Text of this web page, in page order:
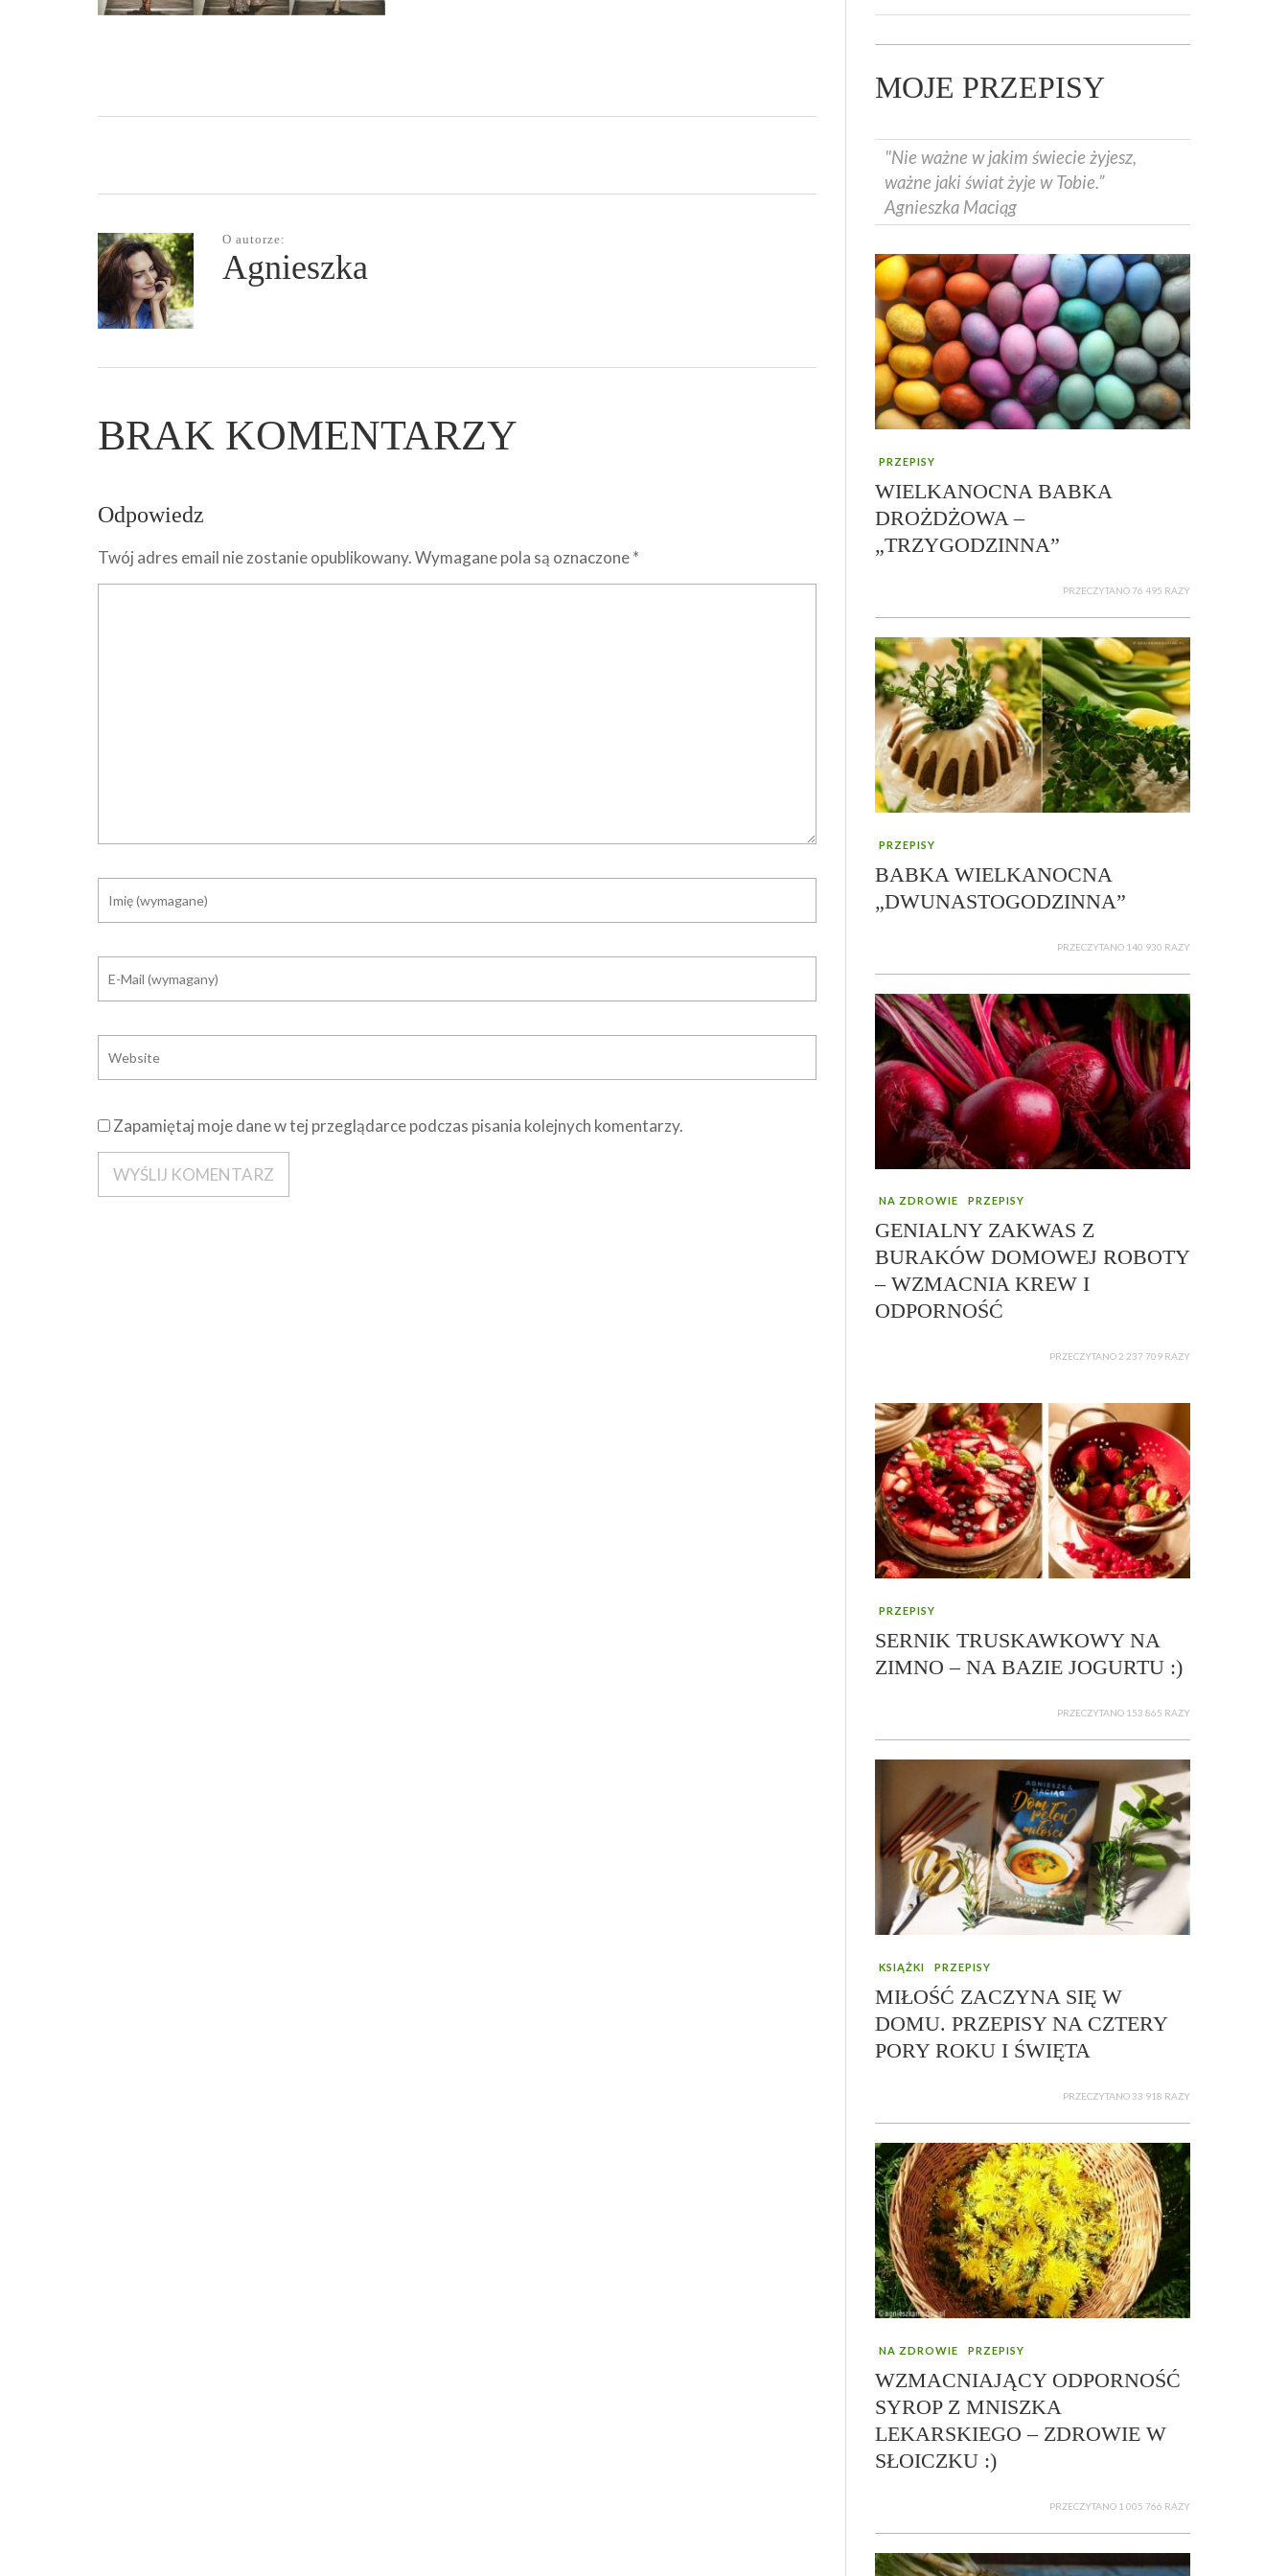
O autorze:
Agnieszka
BRAK KOMENTARZY
Odpowiedz
Twój adres email nie zostanie opublikowany.Wymagane pola są oznaczone*
Zapamiętaj moje dane w tej przeglądarce podczas pisania kolejnych komentarzy.
MOJE PRZEPISY
"Nie ważne w jakim świecie żyjesz,
ważne jaki świat żyje w Tobie.”
Agnieszka Maciąg
PRZEPISY
WIELKANOCNA BABKA
DROŻDŻOWA –
„TRZYGODZINNA”
PRZECZYTANO 76 495 RAZY
PRZEPISY
BABKA WIELKANOCNA
„DWUNASTOGODZINNA”
PRZECZYTANO 140 930 RAZY
NA ZDROWIE PRZEPISY
GENIALNY ZAKWAS Z
BURAKÓW DOMOWEJ ROBOTY
– WZMACNIA KREW I
ODPORNOŚĆ
PRZECZYTANO 2 237 709 RAZY
PRZEPISY
SERNIK TRUSKAWKOWY NA
ZIMNO – NA BAZIE JOGURTU :)
PRZECZYTANO 153 865 RAZY
KSIĄŻKI PRZEPISY
MIŁOŚĆ ZACZYNA SIĘ W
DOMU. PRZEPISY NA CZTERY
PORY ROKU I ŚWIĘTA
PRZECZYTANO 33 918 RAZY
NA ZDROWIE PRZEPISY
WZMACNIAJĄCY ODPORNOŚĆ
SYROP Z MNISZKA
LEKARSKIEGO – ZDROWIE W
SŁOICZKU :)
PRZECZYTANO 1 005 766 RAZY